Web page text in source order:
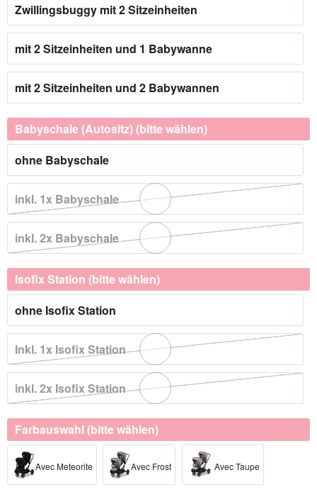
Zwillingsbuggy mit 2 Sitzeinheiten
mit 2 Sitzeinheiten und 1 Babywanne
mit 2 Sitzeinheiten und 2 Babywannen
Babyschale (Autositz) (bitte wählen)
ohne Babyschale
inkl. 1x Babyschale
inkl. 2x Babyschale
Isofix Station (bitte wählen)
ohne Isofix Station
Inkl. 1x Isofix Station
inkl. 2x Isofix Station
Farbauswahl (bitte wählen)
Avec Meteorite Avec Frost Avec Taupe